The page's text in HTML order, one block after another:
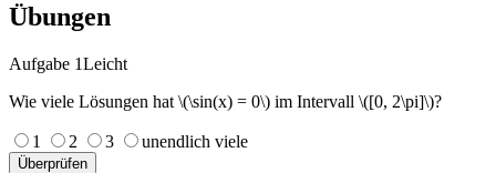
Übungen
Aufgabe 1Leicht
Wie viele Lösungen hat \(\sin(x) = 0\) im Intervall \([0, 2\pi]\)?
1 2 3 unendlich viele
Überprüfen